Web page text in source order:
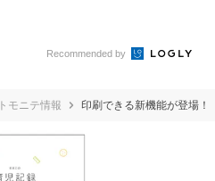
Recommended by
トモニテ情報 印刷できる新機能が登場